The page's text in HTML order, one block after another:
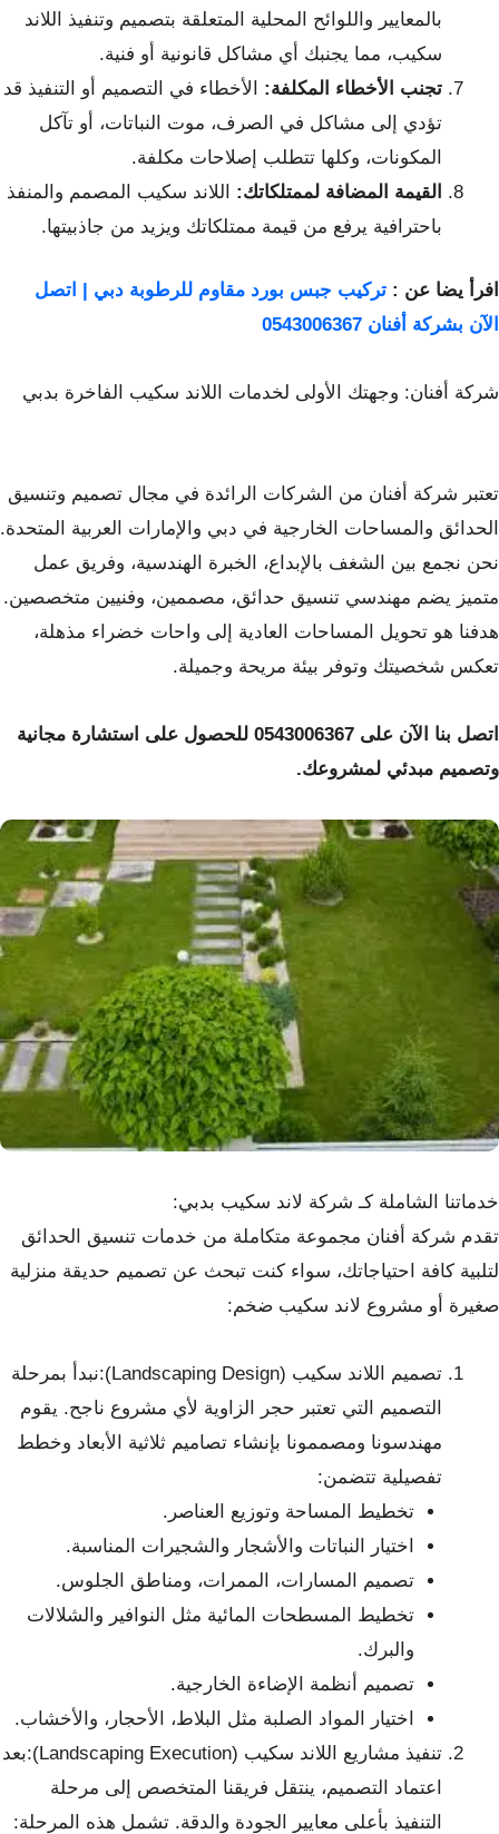
بالمعايير واللوائح المحلية المتعلقة بتصميم وتنفيذ اللاند
سكيب، مما يجنبك أي مشاكل قانونية أو فنية.
تجنب الأخطاء المكلفة: الأخطاء في التصميم أو التنفيذ قد
تؤدي إلى مشاكل في الصرف، موت النباتات، أو تآكل
المكونات، وكلها تتطلب إصلاحات مكلفة.
القيمة المضافة لممتلكاتك: اللاند سكيب المصمم والمنفذ
باحترافية يرفع من قيمة ممتلكاتك ويزيد من جاذبيتها.
افرأ يضا عن : تركيب جبس بورد مقاوم للرطوبة دبي | اتصل
الآن بشركة أفنان 0543006367
شركة أفنان: وجهتك الأولى لخدمات اللاند سكيب الفاخرة بدبي
تعتبر شركة أفنان من الشركات الرائدة في مجال تصميم وتنسيق
الحدائق والمساحات الخارجية في دبي والإمارات العربية المتحدة.
نحن نجمع بين الشغف بالإبداع، الخبرة الهندسية، وفريق عمل
متميز يضم مهندسي تنسيق حدائق، مصممين، وفنيين متخصصين.
هدفنا هو تحويل المساحات العادية إلى واحات خضراء مذهلة،
تعكس شخصيتك وتوفر بيئة مريحة وجميلة.
اتصل بنا الآن على 0543006367 للحصول على استشارة مجانية
وتصميم مبدئي لمشروعك.
خدماتنا الشاملة كـ شركة لاند سكيب بدبي:
تقدم شركة أفنان مجموعة متكاملة من خدمات تنسيق الحدائق
لتلبية كافة احتياجاتك، سواء كنت تبحث عن تصميم حديقة منزلية
صغيرة أو مشروع لاند سكيب ضخم:
تصميم اللاند سكيب (Landscaping Design):نبدأ بمرحلة
التصميم التي تعتبر حجر الزاوية لأي مشروع ناجح. يقوم
مهندسونا ومصممونا بإنشاء تصاميم ثلاثية الأبعاد وخطط
تفصيلية تتضمن:
تخطيط المساحة وتوزيع العناصر.
اختيار النباتات والأشجار والشجيرات المناسبة.
تصميم المسارات، الممرات، ومناطق الجلوس.
تخطيط المسطحات المائية مثل النوافير والشلالات
والبرك.
تصميم أنظمة الإضاءة الخارجية.
اختيار المواد الصلبة مثل البلاط، الأحجار، والأخشاب.
تنفيذ مشاريع اللاند سكيب (Landscaping Execution):بعد
اعتماد التصميم، ينتقل فريقنا المتخصص إلى مرحلة
التنفيذ بأعلى معايير الجودة والدقة. تشمل هذه المرحلة: